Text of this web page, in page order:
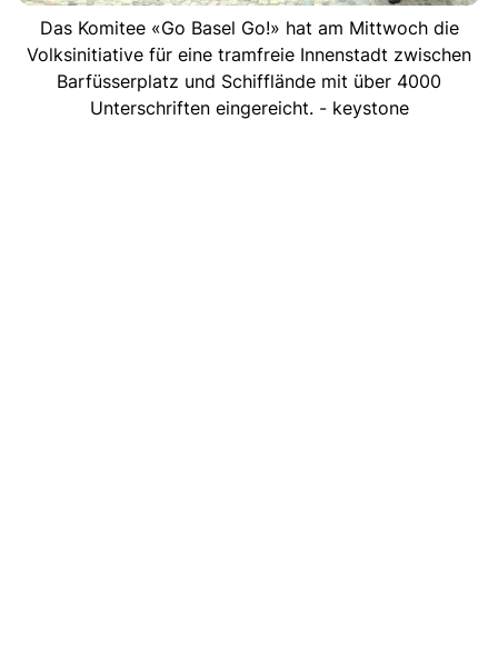
Das Komitee «Go Basel Go!» hat am Mittwoch die
Volksinitiative für eine tramfreie Innenstadt zwischen
Barfüsserplatz und Schifflände mit über 4000
Unterschriften eingereicht. - keystone